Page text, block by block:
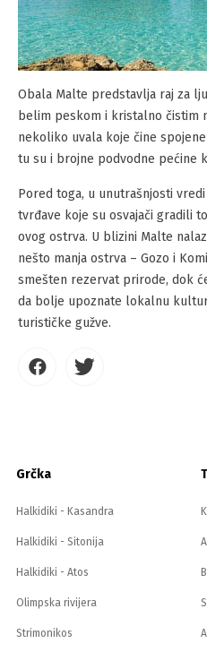
Obala Malte predstavlja raj za
belim peskom i kristalno čistim
nekoliko uvala koje čine
tu su i brojne podvodne pećine
Pored toga, u unutrašnjosti
tvrđave koje su osvajači gradili
ovog ostrva. U blizini Malte
nešto manja ostrva – Gozo i
smešten rezervat prirode, dok
da bolje upoznate lokalnu
turističke gužve.
Grčka
Halkidiki - Kasandra
Halkidiki - Sitonija
Halkidiki - Atos
Olimpska rivijera
Strimonikos